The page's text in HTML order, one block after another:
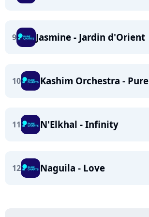
9 Jasmine - Jardin d'Orient
10 Kashim Orchestra - Pure
11 N'Elkhal - Infinity
12 Naguila - Love